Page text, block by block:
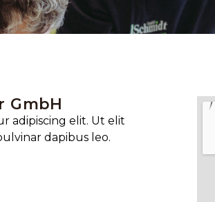
GmbH
adipiscing elit. Ut elit
dapibus leo.